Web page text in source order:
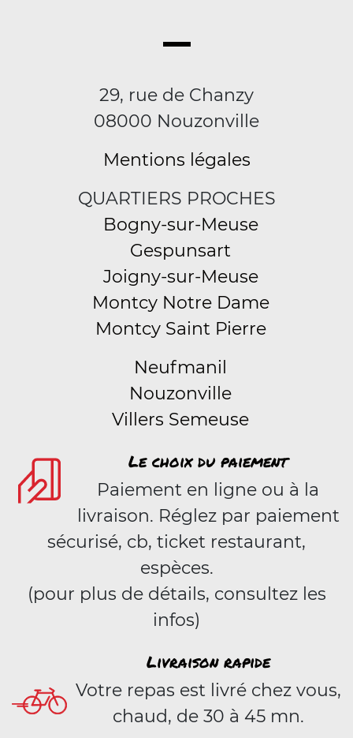
29, rue de Chanzy
08000 Nouzonville
Mentions légales
QUARTIERS PROCHES
Bogny-sur-Meuse
Gespunsart
Joigny-sur-Meuse
Montcy Notre Dame
Montcy Saint Pierre
Neufmanil
Nouzonville
Villers Semeuse
Le choix du paiement
Paiement en ligne ou à la
livraison. Réglez par paiement
sécurisé, cb, ticket restaurant,
espèces.
(pour plus de détails, consultez les
infos)
Livraison rapide
Votre repas est livré chez vous,
chaud, de 30 à 45 mn.